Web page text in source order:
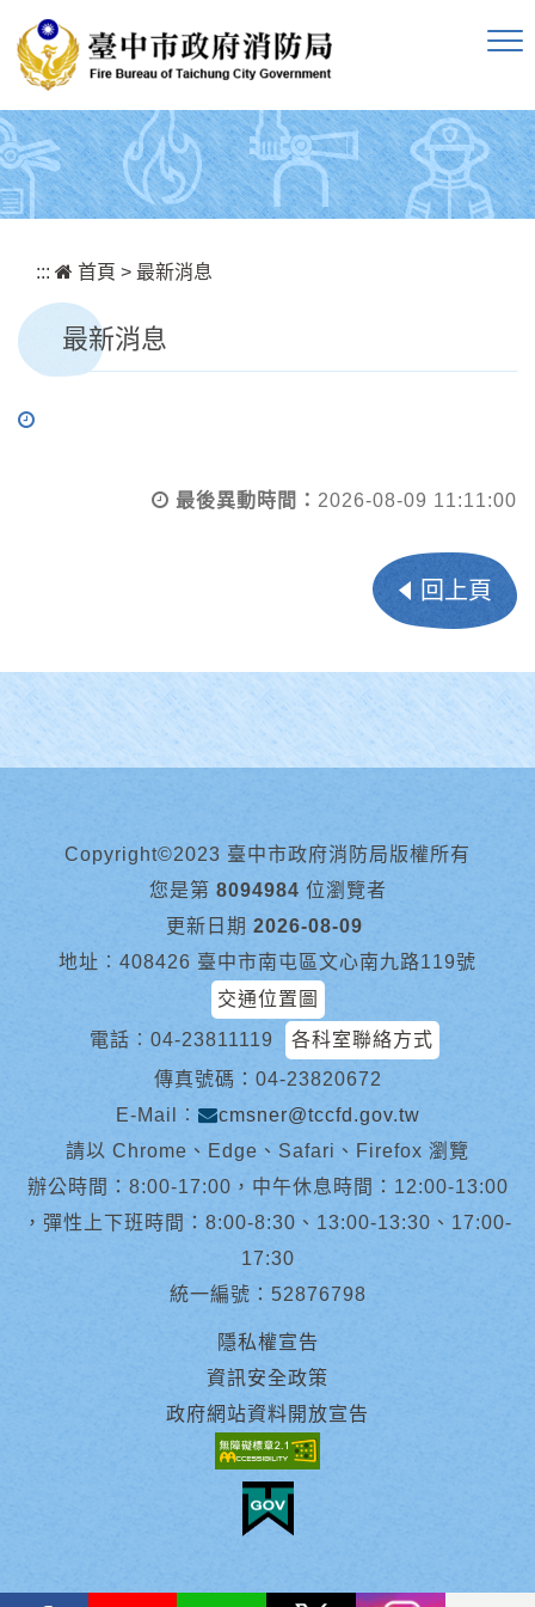
::: 首頁 > 最新消息
最新消息
最後異動時間： 2026-08-09 11:11:00
回上頁
Copyright©2023 臺中市政府消防局版權所有
您是第 8094984 位瀏覽者
更新日期 2026-08-09
地址︰408426 臺中市南屯區文心南九路119號
交通位置圖
電話︰ 04-23811119
各科室聯絡方式
傳真號碼：04-23820672
E-Mail︰
cmsner@tccfd.gov.tw
請以 Chrome、Edge、Safari、Firefox 瀏覽
辦公時間：8:00-17:00，中午休息時間：12:00-13:00
，彈性上下班時間：8:00-8:30、13:00-13:30、17:00-
17:30
統一編號：52876798
隱私權宣告
資訊安全政策
政府網站資料開放宣告